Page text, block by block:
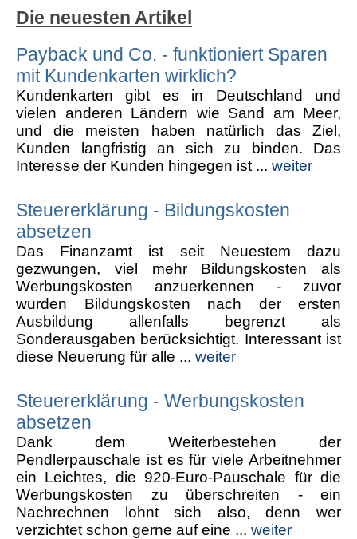
Die neuesten Artikel
Payback und Co. - funktioniert Sparen
mit Kundenkarten wirklich?
Kundenkarten gibt es in Deutschland und
vielen anderen Ländern wie Sand am Meer,
und die meisten haben natürlich das Ziel,
Kunden langfristig an sich zu binden. Das
Interesse der Kunden hingegen ist ... weiter
Steuererklärung - Bildungskosten
absetzen
Das Finanzamt ist seit Neuestem dazu
gezwungen, viel mehr Bildungskosten als
Werbungskosten anzuerkennen - zuvor
wurden Bildungskosten nach der ersten
Ausbildung allenfalls begrenzt als
Sonderausgaben berücksichtigt. Interessant ist
diese Neuerung für alle ... weiter
Steuererklärung - Werbungskosten
absetzen
Dank dem Weiterbestehen der
Pendlerpauschale ist es für viele Arbeitnehmer
ein Leichtes, die 920-Euro-Pauschale für die
Werbungskosten zu überschreiten - ein
Nachrechnen lohnt sich also, denn wer
verzichtet schon gerne auf eine ... weiter